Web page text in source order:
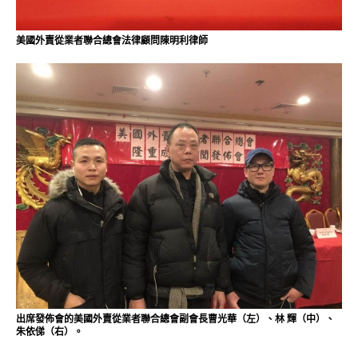
美國外賣從業者聯合總會法律顧問陳明利律師
出席發佈會的美國外賣從業者聯合總會副會長曹光華（左）、林 輝（中）、
朱依俤（右）。